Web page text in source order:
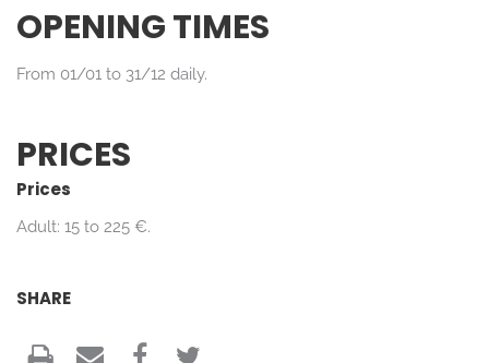
OPENING TIMES
From 01/01 to 31/12 daily.
PRICES
Prices
Adult: 15 to 225 €.
SHARE